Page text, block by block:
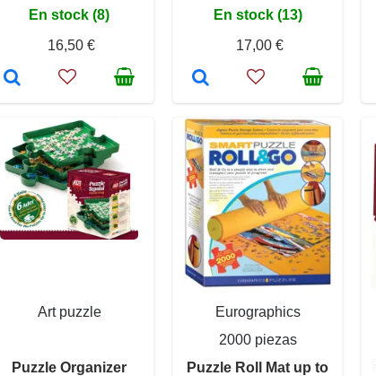
En stock (8)
16,50 €
En stock (13)
17,00 €
Art puzzle
Puzzle Organizer
Eurographics
2000 piezas
Puzzle Roll Mat up to